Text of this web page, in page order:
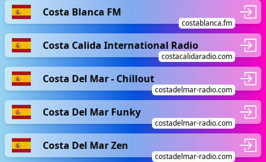
Costa Blanca FM
costablanca.fm
Costa Calida International Radio
costacalidaradio.com
Costa Del Mar - Chillout
costadelmar-radio.com
Costa Del Mar Funky
costadelmar-radio.com
Costa Del Mar Zen
costadelmar-radio.com